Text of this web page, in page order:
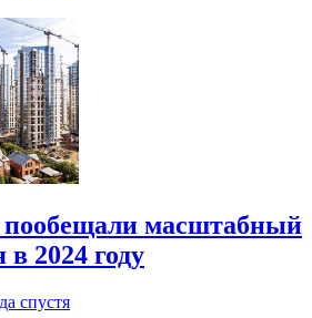
пообещали масштабный
2024 году
спустя